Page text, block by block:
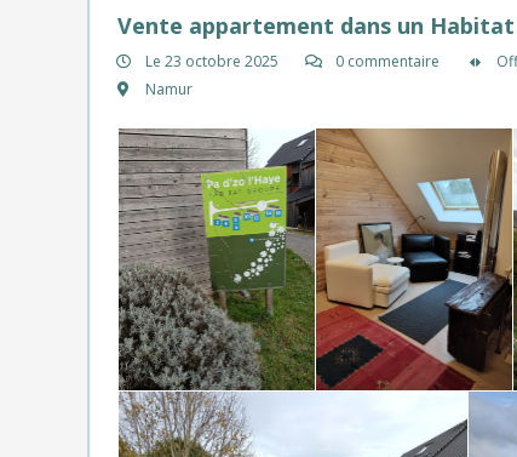
Vente appartement dans un
Le 23 octobre 2025 0 commentaire
Namur